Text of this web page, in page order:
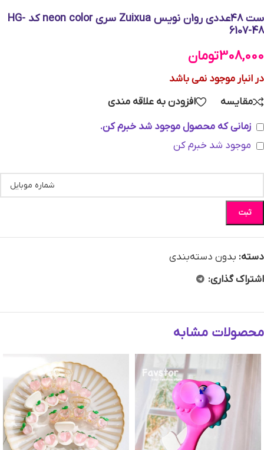
ست ۴۸عددی رو1ن نویس Zuixua سری neon color کد HG-
6107-48
308,000تومان
در انبار موجود نمی باشد
مقایسه
افزودن به علاقه مندی
زمانی که محصول موجود شد خبرم کن.
موجود شد خبرم کن
ثبت
دسته: بدون دسته‌بندی
اشتراک گذاری:
محصولات مشابه